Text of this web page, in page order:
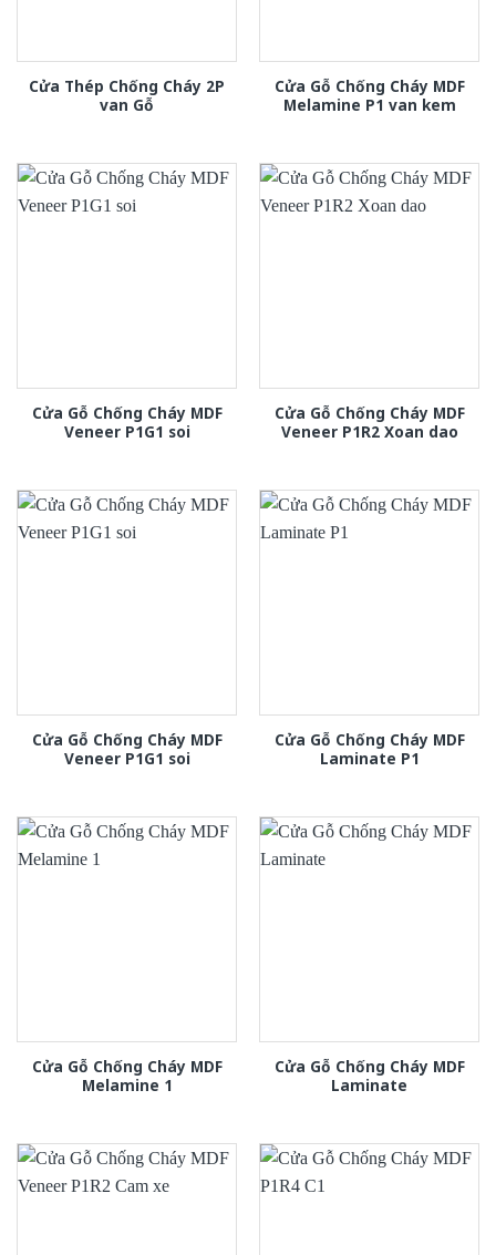
Cửa Thép Chống Cháy 2P
van Gỗ
Cửa Gỗ Chống Cháy MDF
Melamine P1 van kem
Cửa Gỗ Chống Cháy MDF
Veneer P1G1 soi
Cửa Gỗ Chống Cháy MDF
Veneer P1R2 Xoan dao
Cửa Gỗ Chống Cháy MDF
Veneer P1G1 soi
Cửa Gỗ Chống Cháy MDF
Laminate P1
Cửa Gỗ Chống Cháy MDF
Melamine 1
Cửa Gỗ Chống Cháy MDF
Laminate